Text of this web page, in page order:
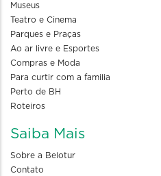
Museus
Teatro e Cinema
Parques e Praças
Ao ar livre e Esportes
Compras e Moda
Para curtir com a familia
Perto de BH
Roteiros
Saiba Mais
Sobre a Belotur
Contato